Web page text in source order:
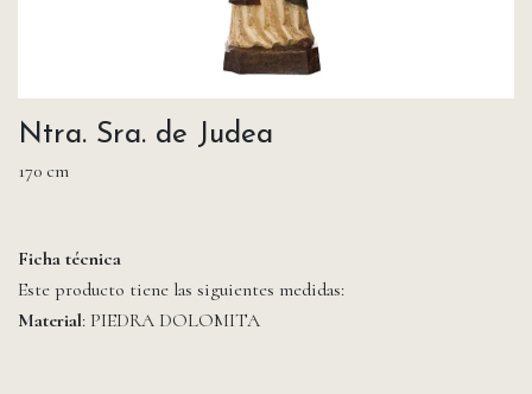
Ntra. Sra. de Judea
170 cm
Ficha técnica
Este producto tiene las siguientes medidas:
Material: PIEDRA DOLOMITA